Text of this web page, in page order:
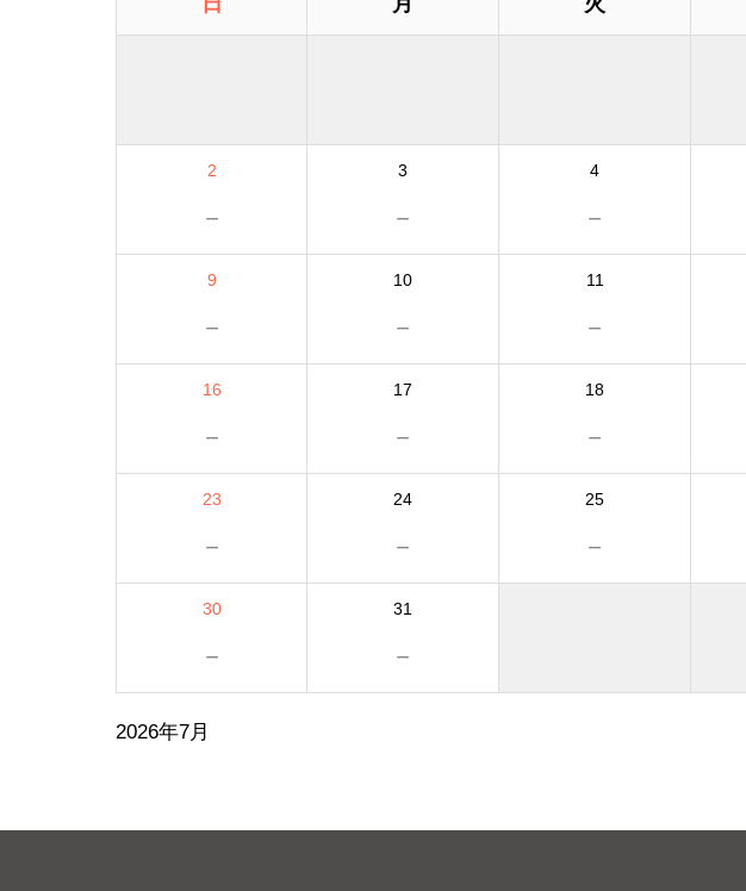
2
－
3
－
4
－
9
－
10
－
11
－
16
－
17
－
18
－
23
－
24
－
25
－
30
－
31
－
2026年7月